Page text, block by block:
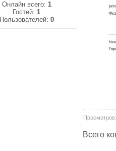
Онлайн всего: 1
Гостей:1
Пользователей: 0
Просмотров:
Всего